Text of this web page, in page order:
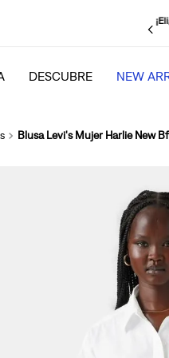
DESCUBRE NEW
Blusa Levi's Mujer Harlie New